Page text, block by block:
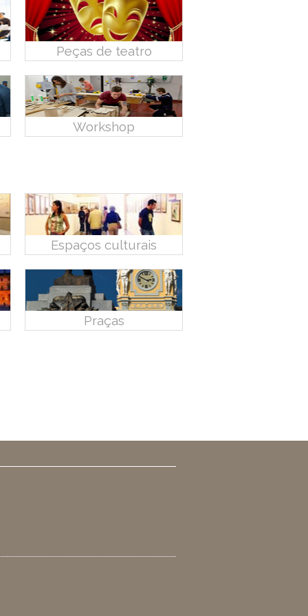
Peças de teatro
Workshop
Espaços culturais
Praças